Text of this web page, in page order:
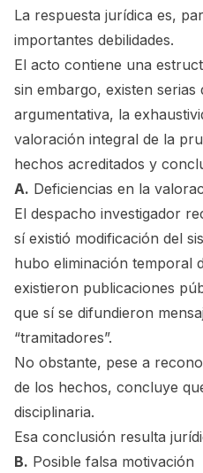
La respuesta jurídica es,
importantes debilidades.
El acto contiene una
sin embargo, existen
argumentativa, la
valoración integral de la
hechos acreditados y
A. Deficiencias en la
El despacho investigador
sí existió modificación del
hubo eliminación temporal
existieron publicaciones
que sí se difundieron
“tramitadores”.
No obstante, pese a
de los hechos, concluye
disciplinaria.
Esa conclusión resulta
B. Posible falsa motivación